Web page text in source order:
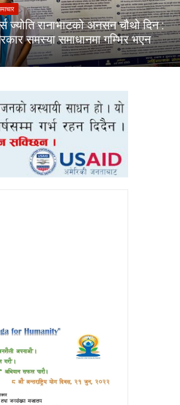
ज्योति रानाभाटको अनसन चौथो दिन :
समस्या समाधानमा गम्भिर भएन